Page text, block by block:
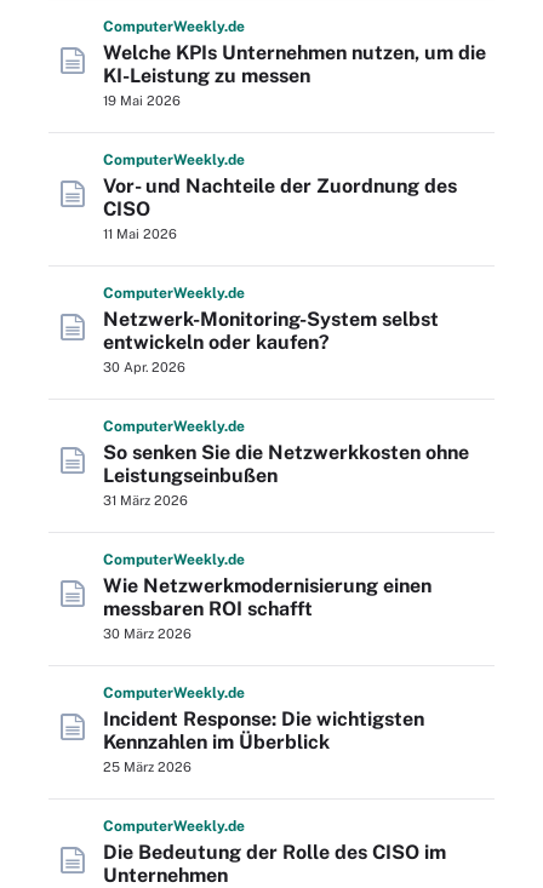
ComputerWeekly.de
Welche KPIs Unternehmen nutzen, um die
KI-Leistung zu messen
19 Mai 2026
ComputerWeekly.de
Vor- und Nachteile der Zuordnung des
CISO
11 Mai 2026
ComputerWeekly.de
Netzwerk-Monitoring-System selbst
entwickeln oder kaufen?
30 Apr. 2026
ComputerWeekly.de
So senken Sie die Netzwerkkosten ohne
Leistungseinbußen
31 März 2026
ComputerWeekly.de
Wie Netzwerkmodernisierung einen
messbaren ROI schafft
30 März 2026
ComputerWeekly.de
Incident Response: Die wichtigsten
Kennzahlen im Überblick
25 März 2026
ComputerWeekly.de
Die Bedeutung der Rolle des CISO im
Unternehmen